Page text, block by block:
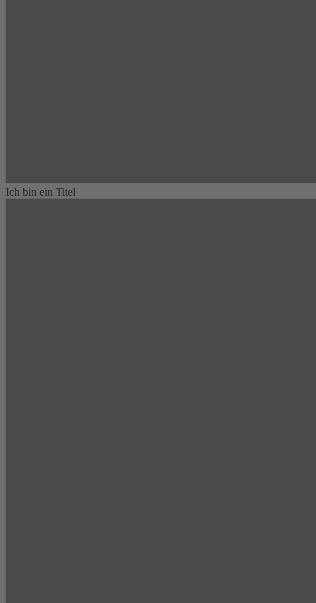
Ich bin ein Titel